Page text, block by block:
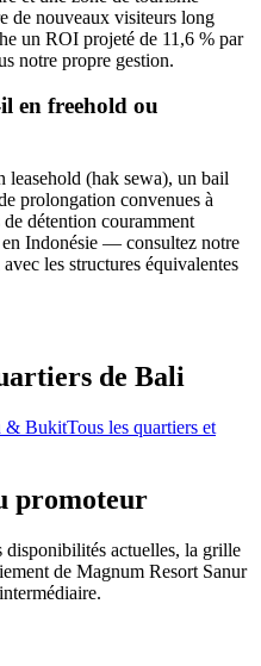
de nouveaux visiteurs long
un ROI projeté de 11,6 % par
notre propre gestion.
en freehold ou
leasehold (hak sewa), un bail
prolongation convenues à
détention couramment
en Indonésie — consultez notre
les structures équivalentes
de Bali
& BukitTous les quartiers et
promoteur
disponibilités actuelles, la grille
de Magnum Resort Sanur